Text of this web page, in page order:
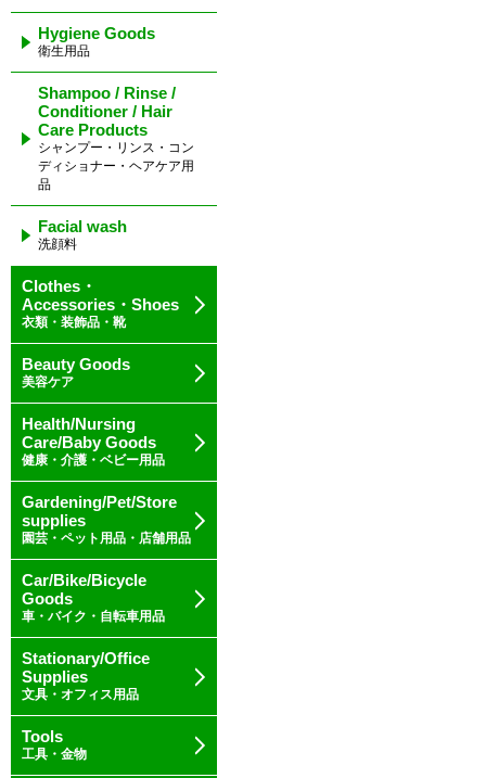
Hygiene Goods
衛生用品
Shampoo / Rinse /
Conditioner / Hair
Care Products
シャンプー・リンス・コン
ディショナー・ヘアケア用
品
Facial wash
洗顔料
Clothes・
Accessories・Shoes
衣類・装飾品・靴
Beauty Goods
美容ケア
Health/Nursing
Care/Baby Goods
健康・介護・ベビー用品
Gardening/Pet/Store
supplies
園芸・ペット用品・店舗用品
Car/Bike/Bicycle
Goods
車・バイク・自転車用品
Stationary/Office
Supplies
文具・オフィス用品
Tools
工具・金物